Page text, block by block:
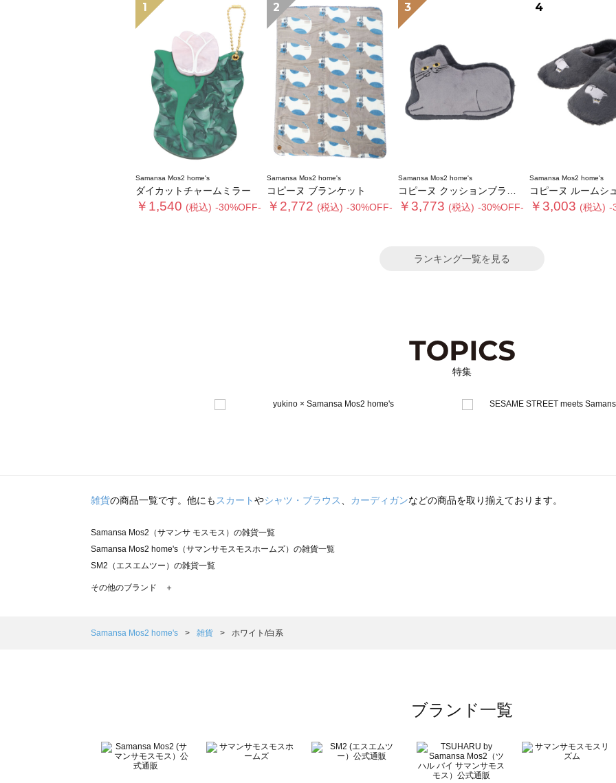
1
Samansa Mos2 home's
ダイカットチャームミラー
￥1,540 (税込) -30%OFF-
2
Samansa Mos2 home's
コピーヌ ブランケット
￥2,772 (税込) -30%OFF-
3
Samansa Mos2 home's
コピーヌ クッションブランケット
￥3,773 (税込) -30%OFF-
4
Samansa Mos2 home's
コピーヌ ルームシ
￥3,003 (税込) -
ランキング一覧を見る
特集
雑貨の商品一覧です。他にもスカートやシャツ・ブラウス、 カーディガンなどの商品を取り揃えております。
Samansa Mos2（サマンサ モスモス）の雑貨一覧
Samansa Mos2 home's（サマンサモスモスホームズ）の雑貨一覧
SM2（エスエムツー）の雑貨一覧
TSUHARU by Samansa Mos2（ツハルバイサマンサモスモス）の雑貨一覧
Samansa Mos2 Lagom（サマンサモスモス ラーゴム）の雑貨一覧
BETTY'S BLUE（べティーズブルー）の雑貨一覧
Wpc.（ワールドパーティー）の雑貨一覧
その他のブランド ＋
Samansa Mos2 home's 雑貨 ホワイト/白系
ブランド一覧